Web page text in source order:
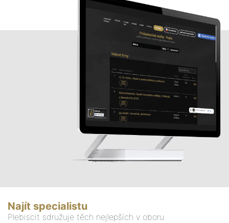
Najít specialistu
Plebiscit sdružuje těch nejlepších v oboru